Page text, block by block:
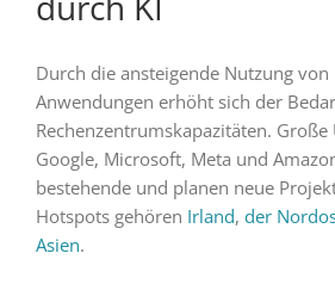
Durch die ansteigende Nutzung
Anwendungen erhöht sich der
Rechenzentrumskapazitäten.
Google, Microsoft, Meta und
bestehende und planen neue
Hotspots gehören Irland, der
Asien.